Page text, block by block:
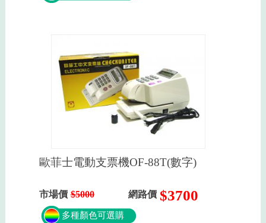
歐菲士電動支票機OF-88T(數字)
市場價 $5000 網路價 $3700
多種顏色可選購